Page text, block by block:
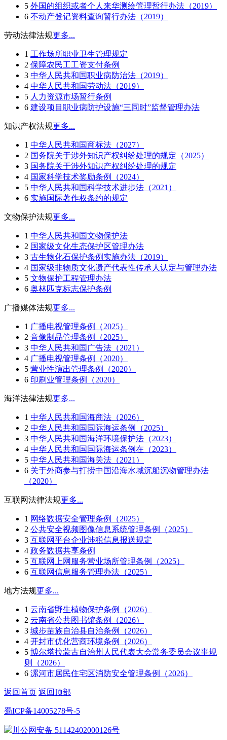
5 外国的组织或者个人来华测绘管理暂行办法（2019）
6 不动产登记资料查询暂行办法（2019）
劳动法律法规更多...
1 工作场所职业卫生管理规定
2 保障农民工工资支付条例
3 中华人民共和国职业病防治法（2019）
4 中华人民共和国劳动法（2019）
5 人力资源市场暂行条例
6 建设项目职业病防护设施“三同时”监督管理办法
知识产权法规更多...
1 中华人民共和国商标法（2027）
2 国务院关于涉外知识产权纠纷处理的规定（2025）
3 国务院关于涉外知识产权纠纷处理的规定
4 国家科学技术奖励条例（2024）
5 中华人民共和国科学技术进步法（2021）
6 实施国际著作权条约的规定
文物保护法规更多...
1 中华人民共和国文物保护法
2 国家级文化生态保护区管理办法
3 古生物化石保护条例实施办法（2019）
4 国家级非物质文化遗产代表性传承人认定与管理办法
5 文物保护工程管理办法
6 奥林匹克标志保护条例
广播媒体法规更多...
1 广播电视管理条例（2025）
2 音像制品管理条例（2025）
3 中华人民共和国广告法（2021）
4 广播电视管理条例（2020）
5 营业性演出管理条例（2020）
6 印刷业管理条例（2020）
海洋法律法规更多...
1 中华人民共和国海商法（2026）
2 中华人民共和国国际海运条例（2025）
3 中华人民共和国海洋环境保护法（2023）
4 中华人民共和国国际海运条例在（2023）
5 中华人民共和国海关法（2021）
6 关于外商参与打捞中国沿海水域沉船沉物管理办法
（2020）
互联网法律法规更多...
1 网络数据安全管理条例（2025）
2 公共安全视频图像信息系统管理条例（2025）
3 互联网平台企业涉税信息报送规定
4 政务数据共享条例
5 互联网上网服务营业场所管理条例（2025）
6 互联网信息服务管理办法（2025）
地方法规更多...
1 云南省野生植物保护条例（2026）
2 云南省公共图书馆条例（2026）
3 城步苗族自治县自治条例（2026）
4 开封市优化营商环境条例（2026）
5 博尔塔拉蒙古自治州人民代表大会常务委员会议事规
则（2026）
6 漯河市居民住宅区消防安全管理条例（2026）
返回首页 返回顶部
蜀ICP备14005278号-5
川公网安备 51142402000126号